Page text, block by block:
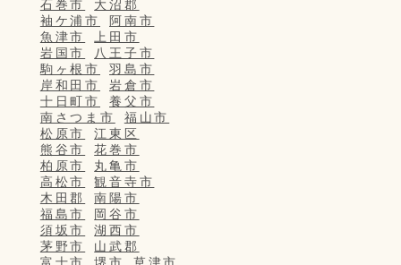
石巻市
大沼郡
袖ケ浦市
阿南市
魚津市
上田市
岩国市
八王子市
駒ヶ根市
羽島市
岸和田市
岩倉市
十日町市
養父市
南さつま市
福山市
松原市
江東区
熊谷市
花巻市
柏原市
丸亀市
高松市
観音寺市
木田郡
南陽市
福島市
岡谷市
須坂市
湖西市
茅野市
山武郡
富士市
堺市
草津市